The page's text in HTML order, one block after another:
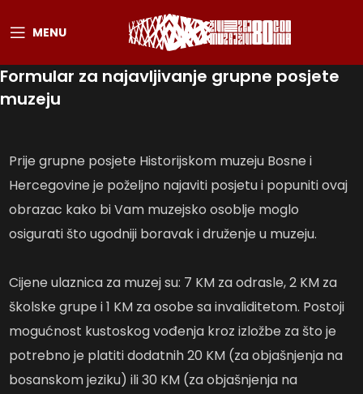
MENU
Formular za najavljivanje grupne posjete
muzeju
Prije grupne posjete Historijskom muzeju Bosne i
Hercegovine je poželjno najaviti posjetu i popuniti ovaj
obrazac kako bi Vam muzejsko osoblje moglo
osigurati što ugodniji boravak i druženje u muzeju.
Cijene ulaznica za muzej su: 7 KM za odrasle, 2 KM za
školske grupe i 1 KM za osobe sa invaliditetom. Postoji
mogućnost kustoskog vođenja kroz izložbe za što je
potrebno je platiti dodatnih 20 KM (za objašnjenja na
bosanskom jeziku) ili 30 KM (za objašnjenja na